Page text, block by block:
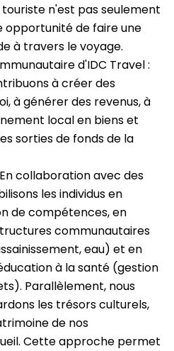
n'est pas seulement
opportunité de faire une
à travers le voyage.
d'IDC Travel :
à créer des
à générer des revenus, à
local en biens et
sorties de fonds de la
collaboration avec des
les individus en
de compétences, en
communautaires
eau) et en
à la santé (gestion
Parallèlement, nous
les trésors culturels,
de nos
Cette approche permet